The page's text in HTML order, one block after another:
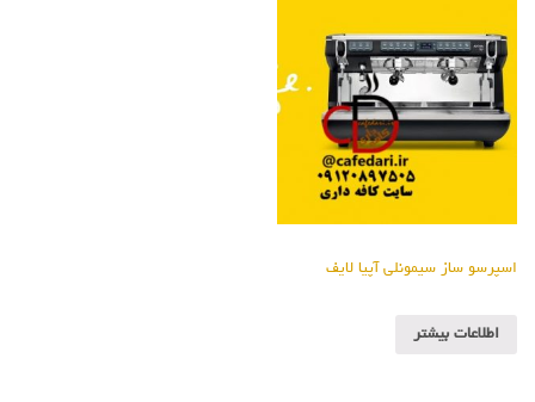
اسپرسو ساز سیمونلی آپیا لایف
اطلاعات بیشتر